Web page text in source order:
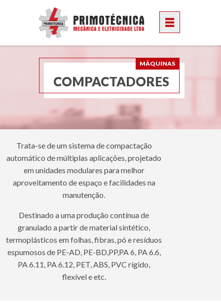
MÁQUINAS
COMPACTADORES
Trata-se de um sistema de compactação
automático de múltiplas aplicações, projetado
em unidades modulares para melhor
aproveitamento de espaço e facilidades na
manutenção.
Destinado a uma produção contínua de
granulado a partir de material sintético,
termoplásticos em folhas, fibras, pó e resíduos
espumosos de PE-AD, PE-BD,PP,PA 6, PA 6.6,
PA 6.11, PA 6.12, PET, ABS, PVC rígido,
flexível e etc.